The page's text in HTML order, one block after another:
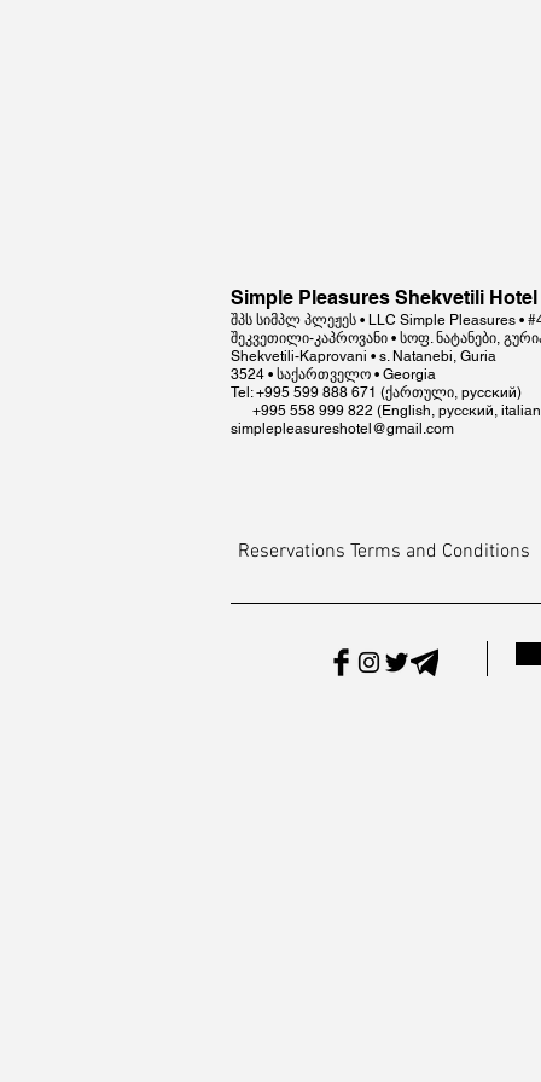
Simple Pleasures Shekvetili Hotel
შპს სიმპლ პლეჟეს • LLC Simple Pleasures •
შეკვეთილი-კაპროვანი • სოფ. ნატანები,
Shekvetili-Kaprovani • s. Natanebi, Guria
3524 • საქართველო • Georgia
Tel: +995 599 888 671 (ქართული, русский)
+995 558 999 822 (English, русский,
simplepleasureshotel@gmail.com
Reservations Terms and Conditions